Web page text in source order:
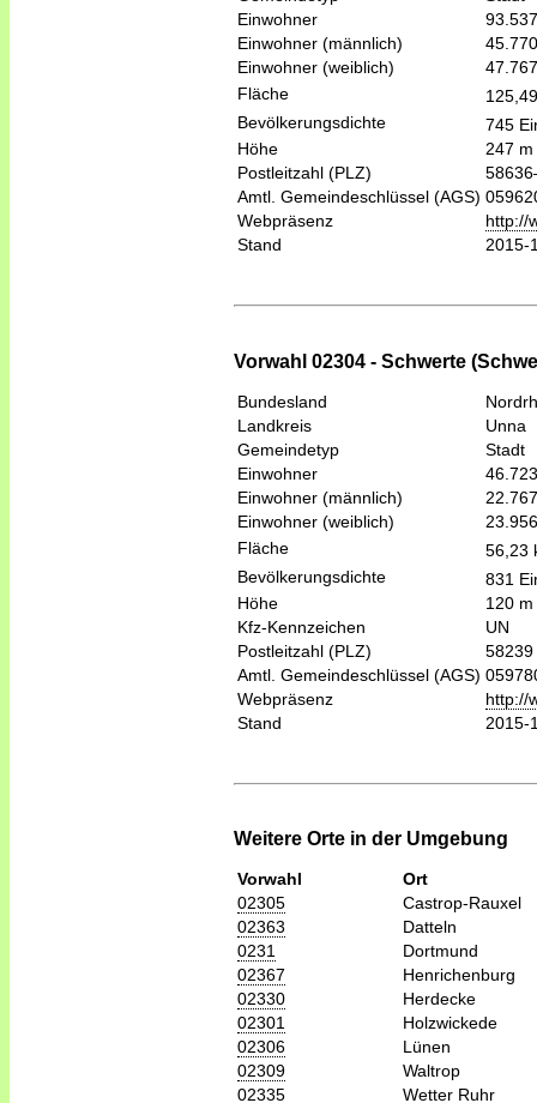
Einwohner
93.537
Einwohner (männlich)
45.770
Einwohner (weiblich)
47.767
Fläche
Bevölkerungsdichte
745
Höhe
247 m
Postleitzahl (PLZ)
Amtl. Gemeindeschlüssel (AGS)
Webpräsenz
http://
Stand
2015-
Vorwahl 02304 - Schwerte
Bundesland
Landkreis
Unna
Gemeindetyp
Stadt
Einwohner
46.723
Einwohner (männlich)
22.767
Einwohner (weiblich)
23.956
Fläche
56,23
Bevölkerungsdichte
831
Höhe
120
Kfz-Kennzeichen
UN
Postleitzahl (PLZ)
58239
Amtl. Gemeindeschlüssel (AGS)
Webpräsenz
http://
Stand
2015-
Weitere Orte in der Umgebung
Vorwahl
Ort
02305
Castrop-Rauxel
02363
Datteln
0231
Dortmund
02367
Henrichenburg
02330
Herdecke
02301
Holzwickede
02306
Lünen
02309
Waltrop
02335
Wetter Ruhr